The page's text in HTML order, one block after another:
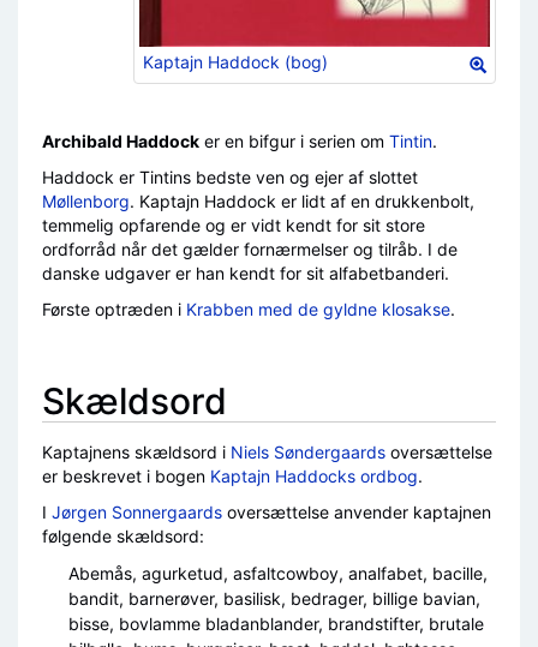
Kaptajn Haddock (bog)
Archibald Haddock er en bifgur i serien om Tintin.
Haddock er Tintins bedste ven og ejer af slottet
Møllenborg. Kaptajn Haddock er lidt af en drukkenbolt,
temmelig opfarende og er vidt kendt for sit store
ordforråd når det gælder fornærmelser og tilråb. I de
danske udgaver er han kendt for sit alfabetbanderi.
Første optræden i Krabben med de gyldne klosakse.
Skældsord
Kaptajnens skældsord i Niels Søndergaards oversættelse
er beskrevet i bogen Kaptajn Haddocks ordbog.
I Jørgen Sonnergaards oversættelse anvender kaptajnen
følgende skældsord:
Abemås, agurketud, asfaltcowboy, analfabet, bacille,
bandit, barnerøver, basilisk, bedrager, billige bavian,
bisse, bovlamme bladanblander, brandstifter, brutale